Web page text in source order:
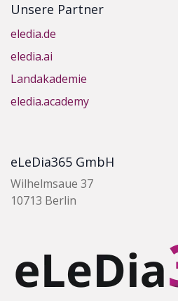
Unsere Partner
eledia.de
eledia.ai
Landakademie
eledia.academy
eLeDia365 GmbH
Wilhelmsaue 37
10713 Berlin